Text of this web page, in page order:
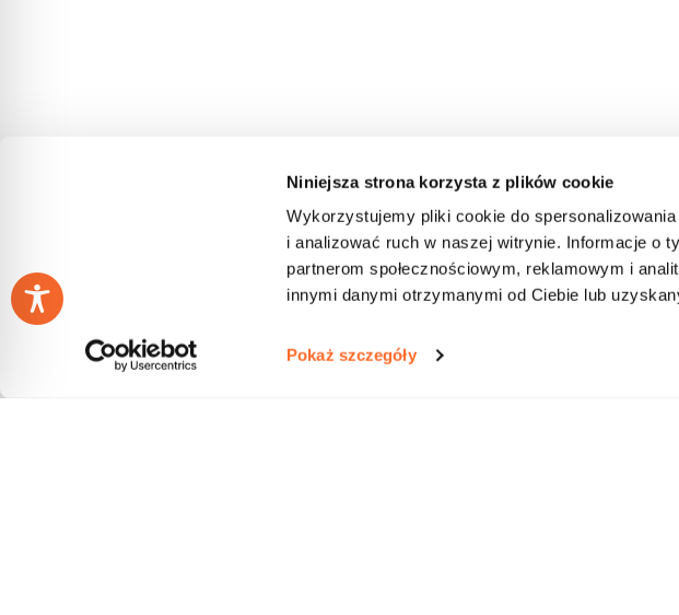
Niniejsza strona korzysta z plików cookie
Wykorzystujemy pliki cookie do
i analizować ruch w naszej witrynie. Informacje o
partnerom społecznościowym, reklamowym i
innymi danymi otrzymanymi od Ciebie lub
Pokaż szczegóły